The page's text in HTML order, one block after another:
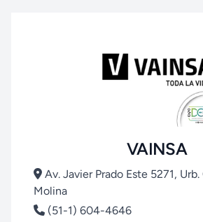
VAINSA
Av. Javier Prado Este 5271,
Molina
(51-1) 604-4646